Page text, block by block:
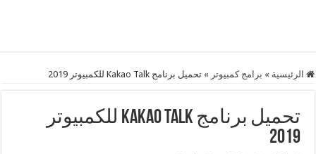
الرئيسية » برامج كمبيوتر » تحميل برنامج Kakao Talk للكمبيوتر 2019
تحميل برنامج Kakao Talk للكمبيوتر
2019